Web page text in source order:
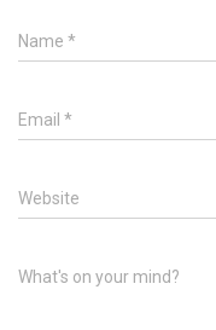
Name *
Email *
Website
What's on your mind?